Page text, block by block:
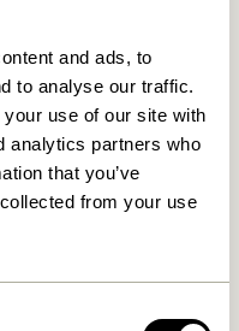
and ads, to
to analyse our traffic.
use of our site with
analytics partners who
that you’ve
from your use